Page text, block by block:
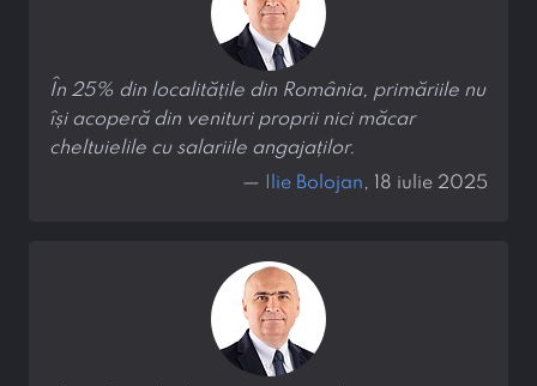
În 25% din localitățile din România, primăriile nu
își acoperă din venituri proprii nici măcar
cheltuielile cu salariile angajaților.
—
Ilie Bolojan, 18 iulie 2025